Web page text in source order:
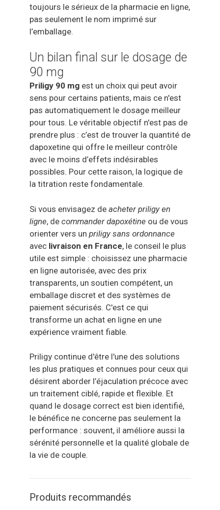
toujours le sérieux de la pharmacie en ligne,
pas seulement le nom imprimé sur
l’emballage.
Un bilan final sur le dosage de
90 mg
Priligy 90 mg est un choix qui peut avoir
sens pour certains patients, mais ce n'est
pas automatiquement le dosage meilleur
pour tous. Le véritable objectif n'est pas de
prendre plus : c’est de trouver la quantité de
dapoxetine qui offre le meilleur contrôle
avec le moins d’effets indésirables
possibles. Pour cette raison, la logique de
la titration reste fondamentale.
Si vous envisagez de acheter priligy en
ligne, de commander dapoxétine ou de vous
orienter vers un priligy sans ordonnance
avec livraison en France, le conseil le plus
utile est simple : choisissez une pharmacie
en ligne autorisée, avec des prix
transparents, un soutien compétent, un
emballage discret et des systèmes de
paiement sécurisés. C'est ce qui
transforme un achat en ligne en une
expérience vraiment fiable.
Priligy continue d'être l'une des solutions
les plus pratiques et connues pour ceux qui
désirent aborder l’éjaculation précoce avec
un traitement ciblé, rapide et flexible. Et
quand le dosage correct est bien identifié,
le bénéfice ne concerne pas seulement la
performance : souvent, il améliore aussi la
sérénité personnelle et la qualité globale de
la vie de couple.
Produits recommandés